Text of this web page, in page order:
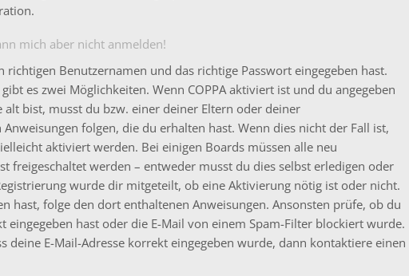
mich aber nicht anmelden!
richtigen Benutzernamen und das richtige Passwort eingegeben hast.
es zwei Möglichkeiten. Wenn COPPAaktiviert ist und du angegeben
alt bist, musst du bzw. einer deiner Eltern oder deiner
folgen, die du erhalten hast. Wenn dies nicht der Fall ist,
aktiviert werden. Bei einigen Boards müssen alle neu
freigeschaltet werden – entweder musst du dies selbst erledigen oder
wurde dir mitgeteilt, ob eine Aktivierung nötig ist oder nicht.
hast, folge den dort enthaltenen Anweisungen. Ansonsten prüfe, ob du
eingegeben hast oder die E-Mail von einem Spam-Filter blockiert wurde.
deine E-Mail-Adresse korrekt eingegeben wurde, dann kontaktiere einen